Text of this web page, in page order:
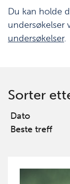
Du kan holde
undersøkelser
undersøkelser.
Sorter
Dato
Beste treff